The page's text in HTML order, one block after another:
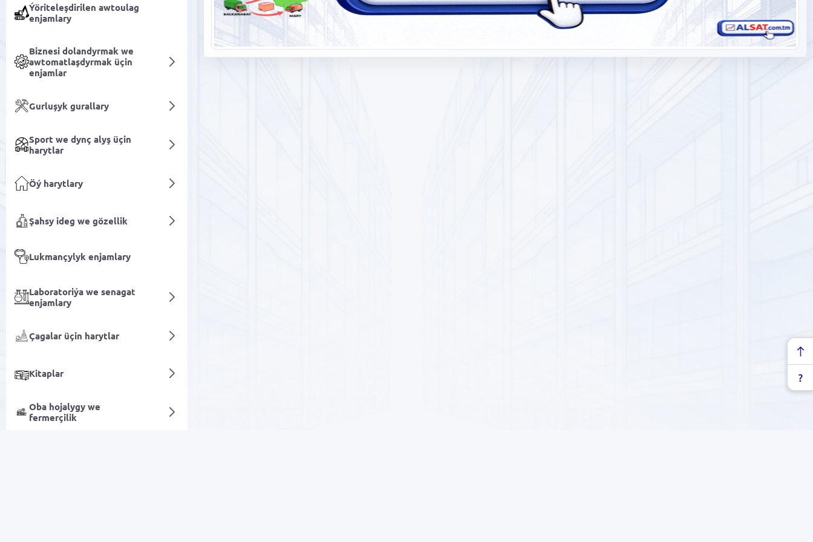
Ýöriteleşdirilen awtoulag
enjamlary
Biznesi dolandyrmak we
awtomatlaşdyrmak üçin
enjamlar
Gurluşyk gurallary
Sport we dynç alyş üçin
harytlar
Öý harytlary
Şahsy ideg we gözellik
Lukmançylyk enjamlary
Laboratoriýa we senagat
enjamlary
Çagalar üçin harytlar
Kitaplar
Oba hojalygy we
fermerçilik